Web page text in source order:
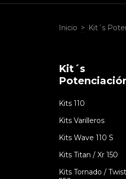
Inicio > Kit´s
Kit´s
Kits 110
Kits Varilleros
Kits Wave 110 S
Kits Titan / Xr 150
Kits Tornado /